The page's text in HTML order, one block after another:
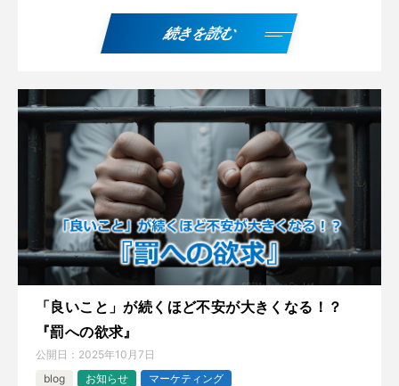
続きを読む
「良いこと」が続くほど不安が大きくなる！？
『罰への欲求』
公開日： 2025年10月7日
blog
お知らせ マーケティング